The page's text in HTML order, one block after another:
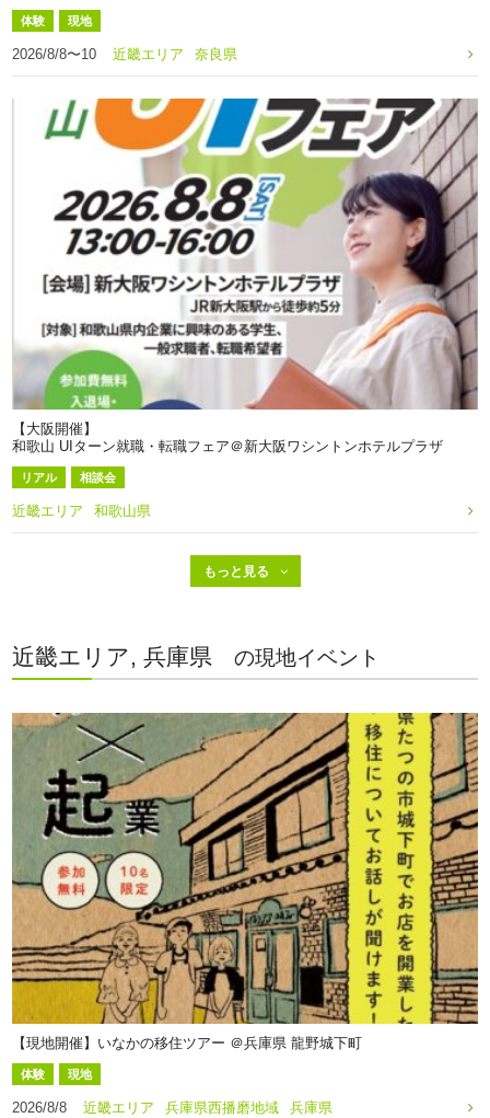
体験 現地
2026/8/8〜10 近畿エリア 奈良県
【大阪開催】
和歌山 UIターン就職・転職フェア＠新大阪ワシントンホテルプラザ
リアル 相談会
近畿エリア 和歌山県
近畿エリア, 兵庫県 の現地イベント
【現地開催】いなかの移住ツアー ＠兵庫県 龍野城下町
体験 現地
2026/8/8 近畿エリア 兵庫県西播磨地域 兵庫県